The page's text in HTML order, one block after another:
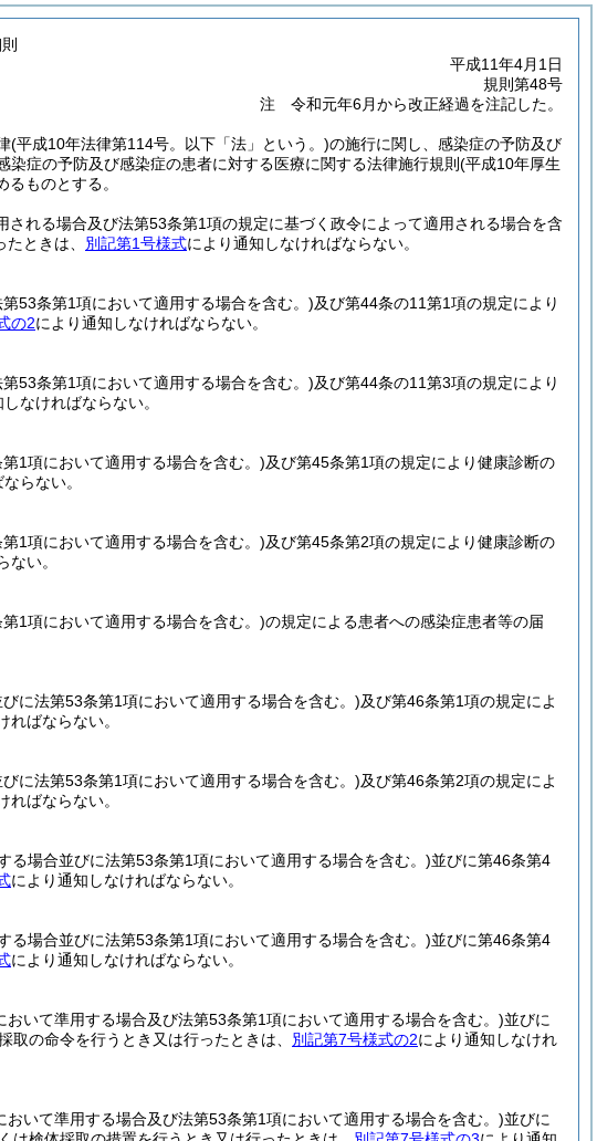
平成11年4月1日
規則第48号
注 令和元年6月から改正経過を注記した。
(平成10年法律第114号。以下「法」という。)の施行に関し、感染症の予防及び
染症の予防及び感染症の患者に対する医療に関する法律施行規則 (平成10年厚生
ものとする。
れる場合及び法第53条第1項の規定に基づく政令によって適用される場合を含
ときは、 別記第1号様式により通知しなければならない。
53条第1項において適用する場合を含む。)及び第44条の11第1項の規定により
の2により通知しなければならない。
53条第1項において適用する場合を含む。)及び第44条の11第3項の規定により
なければならない。
1項において適用する場合を含む。)及び第45条第1項の規定により健康診断の
らない。
1項において適用する場合を含む。)及び第45条第2項の規定により健康診断の
ない。
1項において適用する場合を含む。)の規定による患者への感染症患者等の届
に法第53条第1項において適用する場合を含む。)及び第46条第1項の規定によ
ればならない。
に法第53条第1項において適用する場合を含む。)及び第46条第2項の規定によ
ればならない。
る場合並びに法第53条第1項において適用する場合を含む。)並びに第46条第4
により通知しなければならない。
る場合並びに法第53条第1項において適用する場合を含む。)並びに第46条第4
により通知しなければならない。
おいて準用する場合及び法第53条第1項において適用する場合を含む。)並びに
の命令を行うとき又は行ったときは、 別記第7号様式の2により通知しなけれ
おいて準用する場合及び法第53条第1項において適用する場合を含む。)並びに